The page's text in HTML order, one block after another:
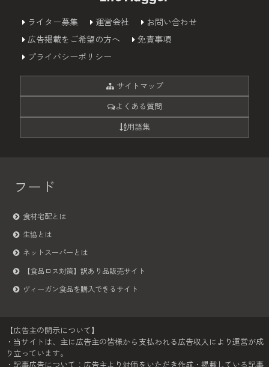
ライター募集 運営会社
お問い合わせ
広告掲載をご希望の方へ
免責事項
プライバシーポリシー
サイトマップ
よくある質問
用語集
フード
食材宅配とは
生協とは
ネットスーパーとは
【食品ロス対策】訳あり品販売サイト
ヴィーガン食品を購入できるサイト
【広告主の開示について】
・当サイトは、主に広告主の皆様から支払われる広告収入により運営が成
り立っています。